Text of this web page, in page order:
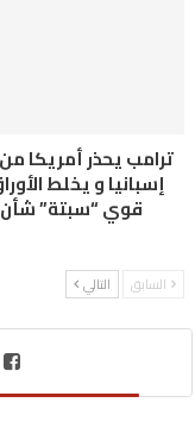
ترامب يحذر أمريكا
إسبانيا و يخلط
قوي “سبتة”
السابق التالي